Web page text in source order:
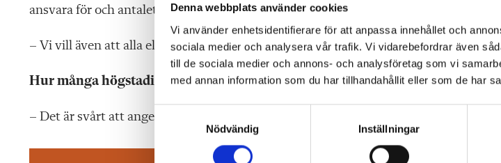
Denna webbplats använder cookies
Vi använder enhetsidentifierare för att anpassa innehållet och
sociala medier och analysera vår trafik. Vi vidarebefordrar även
till de sociala medier och annons- och analysföretag som vi
med annan information som du har tillhandahållit eller som de har
m
Nödvändig Inställningar
ansvara för och antalet enheter som man som mest ska behöva dela sin tjänst på.
– Vi vill även att alla elever ska garanteras en minsta tid för individuell studie- och
Hur många högstadieelever bör en syvare arbeta med?
– Det är svårt att ange en exakt siffra. Elevernas behov kan variera mycket mellan